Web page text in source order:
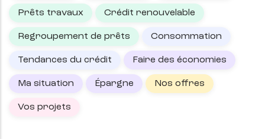
Prêts travaux Crédit renouvelable
Regroupement de prêts Consommation
Tendances du crédit Faire des économies
Ma situation Épargne Nos offres
Vos projets